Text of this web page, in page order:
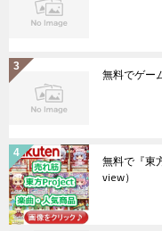
無料でゲー
無料で『東
view）